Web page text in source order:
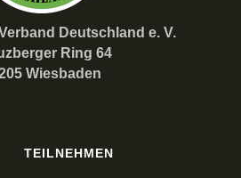
Deutschland e. V.
Ring 64
Wiesbaden
TEILNEHMEN